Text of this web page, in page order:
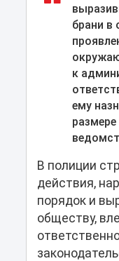
брани в
к
ему
В полиции
действия,
порядок и
обществу,